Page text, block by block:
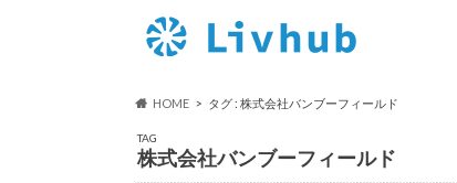
HOME タグ : 株式会社バンブーフィールド
TAG
株式会社バンブーフィールド